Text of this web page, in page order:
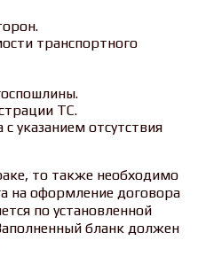
транспортного
ТС.
указанием отсутствия
то также необходимо
на оформление договора
по установленной
бланк должен